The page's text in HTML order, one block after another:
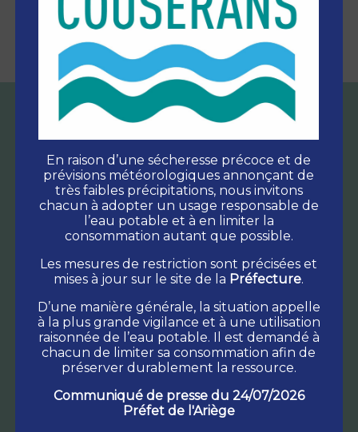
Commune
En raison d’une sécheresse précoce et de
prévisions météorologiques annonçant de
très faibles précipitations, nous invitons
chacun à adopter un usage responsable de
l’eau potable et à en limiter la
consommation autant que possible.
Les mesures de restriction sont précisées et
mises à jour sur le site de la Préfecture.
D’une manière générale, la situation appelle
à la plus grande vigilance et à une utilisation
raisonnée de l’eau potable. Il est demandé à
chacun de limiter sa consommation afin de
préserver durablement la ressource.
Communiqué de presse du 24/07/2026
Préfet de l'Ariège